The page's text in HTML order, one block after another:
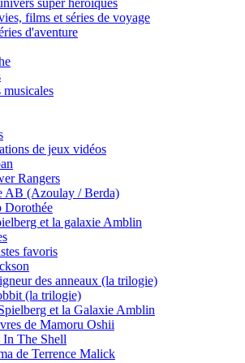
films et séries de voyage
d'aventure
musicales
de jeux vidéos
Rangers
AB (Azoulay / Berda)
Dorothée
et la galaxie Amblin
favoris
des anneaux (la trilogie)
(la trilogie)
et la Galaxie Amblin
de Mamoru Oshii
In The Shell
de Terrence Malick